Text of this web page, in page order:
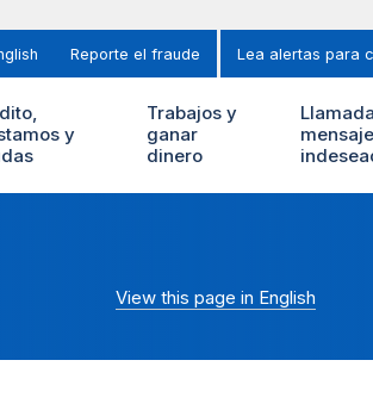
Reporte el fraude Lea alertas para
y
Trabajos y
ganar
dinero
View this page in English